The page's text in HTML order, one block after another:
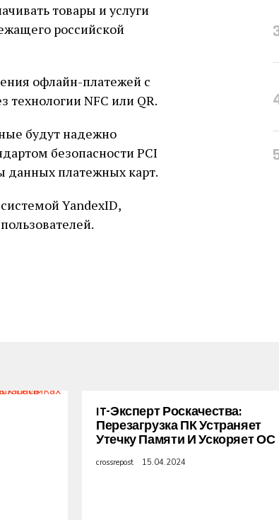
товары и услуги
российской
офлайн-платежей с
технологии NFC или QR.
будут надежно
безопасности PCI
данных платежных карт.
YandexID,
IT-Эксперт Роскачества:
Перезагрузка ПК Устраняет
Утечку Памяти И Ускоряет ОС
crossrepost 15.04.2024